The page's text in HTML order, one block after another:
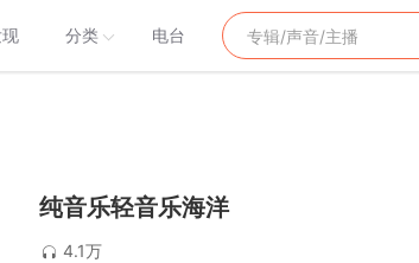
分类 电台
纯音乐轻音乐海洋
4.1万